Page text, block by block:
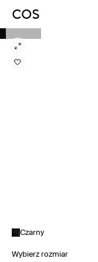
Czarny
Wybierz rozmiar